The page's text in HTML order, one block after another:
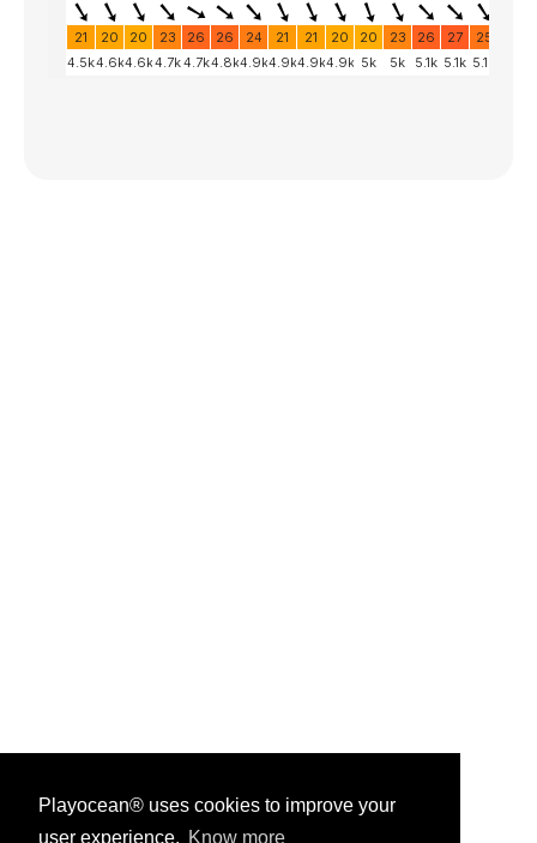
Playocean® uses cookies to improve your
user experience. Know more